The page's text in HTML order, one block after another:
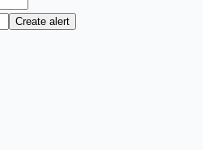
Create alert